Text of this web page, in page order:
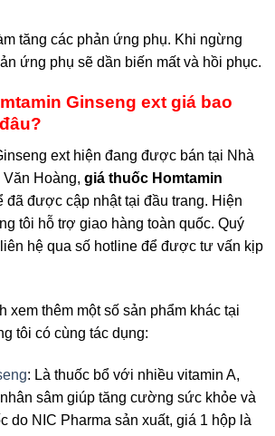
tăng các phản ứng phụ. Khi ngừng
ứng phụ sẽ dần biến mất và hồi phục.
Ginseng ext giá bao
ext hiện đang được bán tại Nhà
Hoàng, giá thuốc Homtamin
đã được cập nhật tại đầu trang. Hiện
tôi hỗ trợ giao hàng toàn quốc. Quý
hệ qua số hotline để được tư vấn kịp
xem thêm một số sản phẩm khác tại
tôi có cùng tác dụng:
: Là thuốc bổ với nhiều vitamin A,
sâm giúp tăng cường sức khỏe và
do NIC Pharma sản xuất, giá 1 hộp là